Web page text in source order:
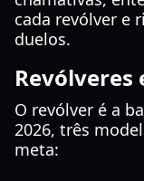
cada revólver e
duelos.
Revólveres
O revólver é a
2026, três
meta: